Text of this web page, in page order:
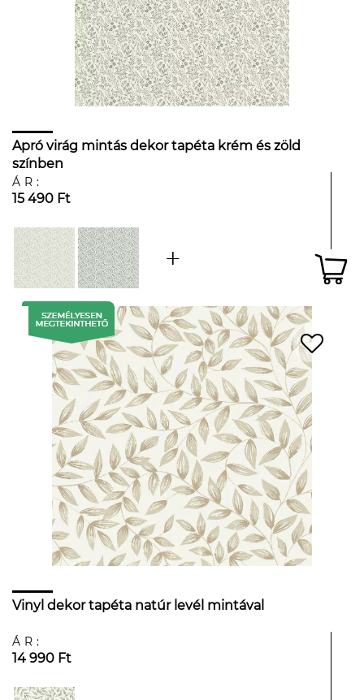
Apró virág mintás dekor tapéta krém és zöld
színben
ÁR:
15 490 Ft
Vinyl dekor tapéta natúr levél mintával
ÁR:
14 990 Ft